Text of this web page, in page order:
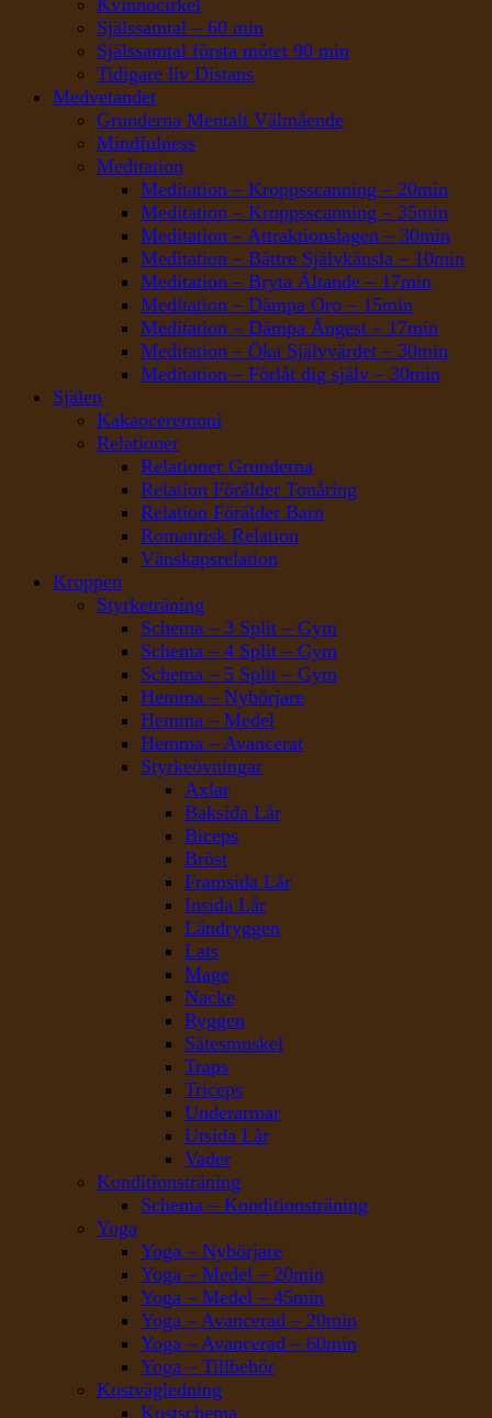
Kvinnocirkel
Själssamtal – 60 min
Själssamtal första mötet 90 min
Tidigare liv Distans
Medvetandet
Grunderna Mentalt Välmående
Mindfulness
Meditation
Meditation – Kroppsscanning – 20min
Meditation – Kroppsscanning – 35min
Meditation – Attraktionslagen – 30min
Meditation – Bättre Självkänsla – 10min
Meditation – Bryta Ältande – 17min
Meditation – Dämpa Oro – 15min
Meditation – Dämpa Ångest – 17min
Meditation – Öka Självvärdet – 30min
Meditation – Förlåt dig själv – 30min
Själen
Kakaoceremoni
Relationer
Relationer Grunderna
Relation Förälder Tonåring
Relation Förälder Barn
Romantisk Relation
Vänskapsrelation
Kroppen
Styrketräning
Schema – 3 Split – Gym
Schema – 4 Split – Gym
Schema – 5 Split – Gym
Hemma – Nybörjare
Hemma – Medel
Hemma – Avancerat
Styrkeövningar
Axlar
Baksida Lår
Biceps
Bröst
Framsida Lår
Insida Lår
Ländryggen
Lats
Mage
Nacke
Ryggen
Sätesmuskel
Traps
Triceps
Underarmar
Utsida Lår
Vader
Konditionsträning
Schema – Konditionsträning
Yoga
Yoga – Nybörjare
Yoga – Medel – 20min
Yoga – Medel – 45min
Yoga – Avancerad – 20min
Yoga – Avancerad – 60min
Yoga – Tillbehör
Kostvägledning
Kostschema